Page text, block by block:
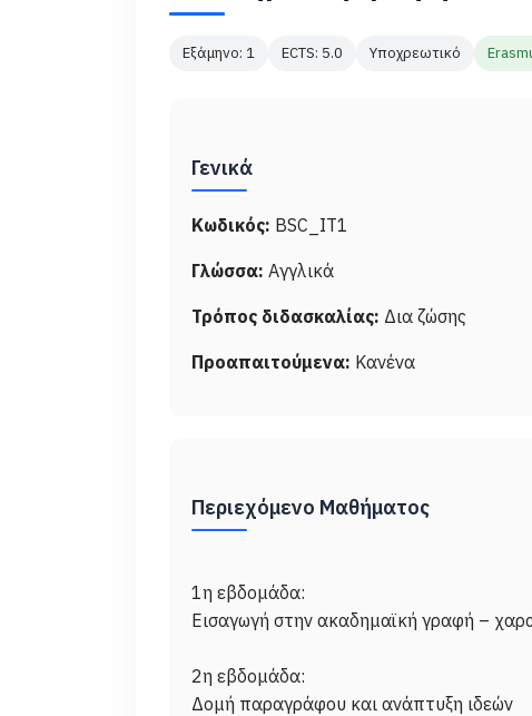
Εξάμηνο: 1 ECTS: 5.0 Υποχρεωτικό
Γενικά
Κωδικός: BSC_IT1
Γλώσσα: Αγγλικά
Τρόπος διδασκαλίας: Δια ζώσης
Προαπαιτούμενα: Κανένα
Περιεχόμενο Μαθήματος
1η εβδομάδα:
Εισαγωγή στην ακαδημαϊκή γραφή –
2η εβδομάδα:
Δομή παραγράφου και ανάπτυξη ιδεών